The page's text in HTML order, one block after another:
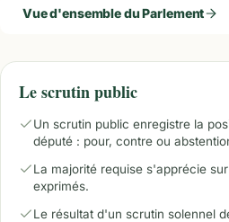
Vue d'ensemble du Parlement
Le scrutin public
Un scrutin public enregistre la
député : pour, contre ou
La majorité requise s'apprécie
exprimés.
Le résultat d'un scrutin solennel